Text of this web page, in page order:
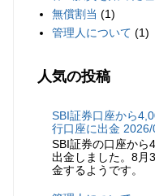
無償割当 (1)
管理人について (1)
人気の投稿
SBI証券口座から
行口座に出金 2026/
SBI証券の口座から
出金しました。8月
金するようです。